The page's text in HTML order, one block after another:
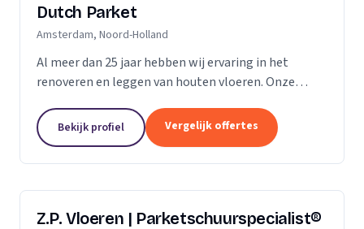
Dutch Parket
Amsterdam, Noord-Holland
Al meer dan 25 jaar hebben wij ervaring in het
renoveren en leggen van houten vloeren. Onze
jaren leveren. Of het gaat om een nieuwe vloer of
een...
Bekijk profiel Vergelijk offertes
Z.P. Vloeren | Parketschuurspecialist®